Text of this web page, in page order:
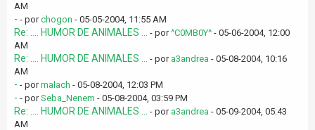
AM
- - porchogon - 05-05-2004, 11:55 AM
Re: .... HUMOR DE ANIMALES ... - por^C0MB0Y^ - 05-06-2004, 12:00
AM
Re: .... HUMOR DE ANIMALES ... - por a3andrea - 05-08-2004, 10:16
AM
- - pormalach - 05-08-2004, 12:03 PM
- - porSeba_Nenem - 05-08-2004, 03:59 PM
Re: .... HUMOR DE ANIMALES ... - por a3andrea - 05-09-2004, 05:43
AM